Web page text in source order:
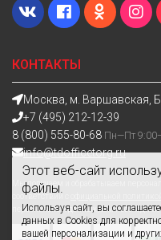
Этот веб-сайт
файлы.
Используя сайт, вы
данных в Cookies для
вашей персонализации и
КОНТАКТЫ
Москва, м. Варшавская,
+7 (495) 212-12-39
8 (800) 555-80-68 Пн—Пт
info@tdofficetorg.ru
Мы получаем и обрабатываем
соответствии с
персональных данных,вам необходимо